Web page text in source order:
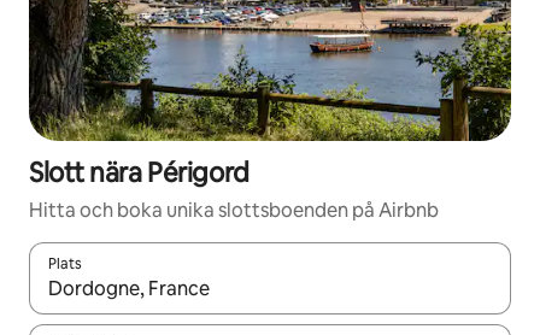
Slott nära Périgord
Hitta och boka unika slottsboenden på Airbnb
Plats
När resultaten är tillgängliga kan du navigera med upp- och